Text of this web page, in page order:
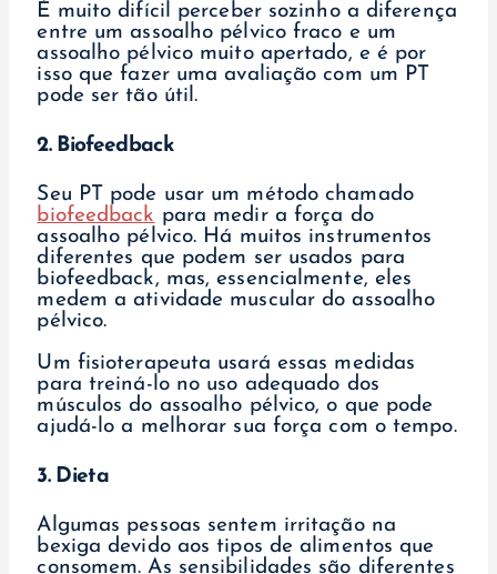
É muito difícil perceber sozinho a diferença
entre um assoalho pélvico fraco e um
assoalho pélvico muito apertado, e é por
isso que fazer uma avaliação com um PT
pode ser tão útil.
2. Biofeedback
Seu PT pode usar um método chamado
biofeedback para medir a força do
assoalho pélvico. Há muitos instrumentos
diferentes que podem ser usados para
biofeedback, mas, essencialmente, eles
medem a atividade muscular do assoalho
pélvico.
Um fisioterapeuta usará essas medidas
para treiná-lo no uso adequado dos
músculos do assoalho pélvico, o que pode
ajudá-lo a melhorar sua força com o tempo.
3. Dieta
Algumas pessoas sentem irritação na
bexiga devido aos tipos de alimentos que
consomem. As sensibilidades são diferentes